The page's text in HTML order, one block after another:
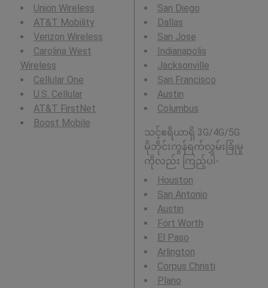
Union Wireless
AT&T Mobility
Verizon Wireless
Carolina West
Wireless
Cellular One
U.S. Cellular
AT&T FirstNet
Boost Mobile
San Diego
Dallas
San Jose
Indianapolis
Jacksonville
San Francisco
Austin
Columbus
သင့်ဧရိယာရှိ 3G/4G/5G
မိုဘိုင်းကွန်ရက်လွှမ်းခြုံမှု
ကိုလည်း ကြည့်ပါ-
Houston
San Antonio
Austin
Fort Worth
El Paso
Arlington
Corpus Christi
Plano